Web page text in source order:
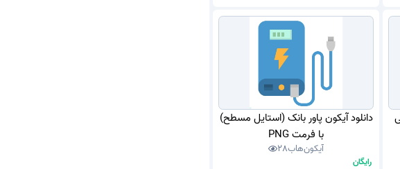
دانلود آیکون پاور بانک (استایل مسطح)
با فرمت PNG
آیکون‌هاب28
رایگان